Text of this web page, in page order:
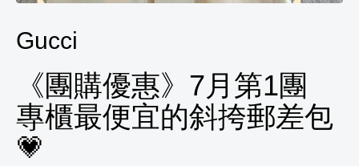
Gucci
《團購優惠》7月第1團
專櫃最便宜的斜挎郵差包
💗